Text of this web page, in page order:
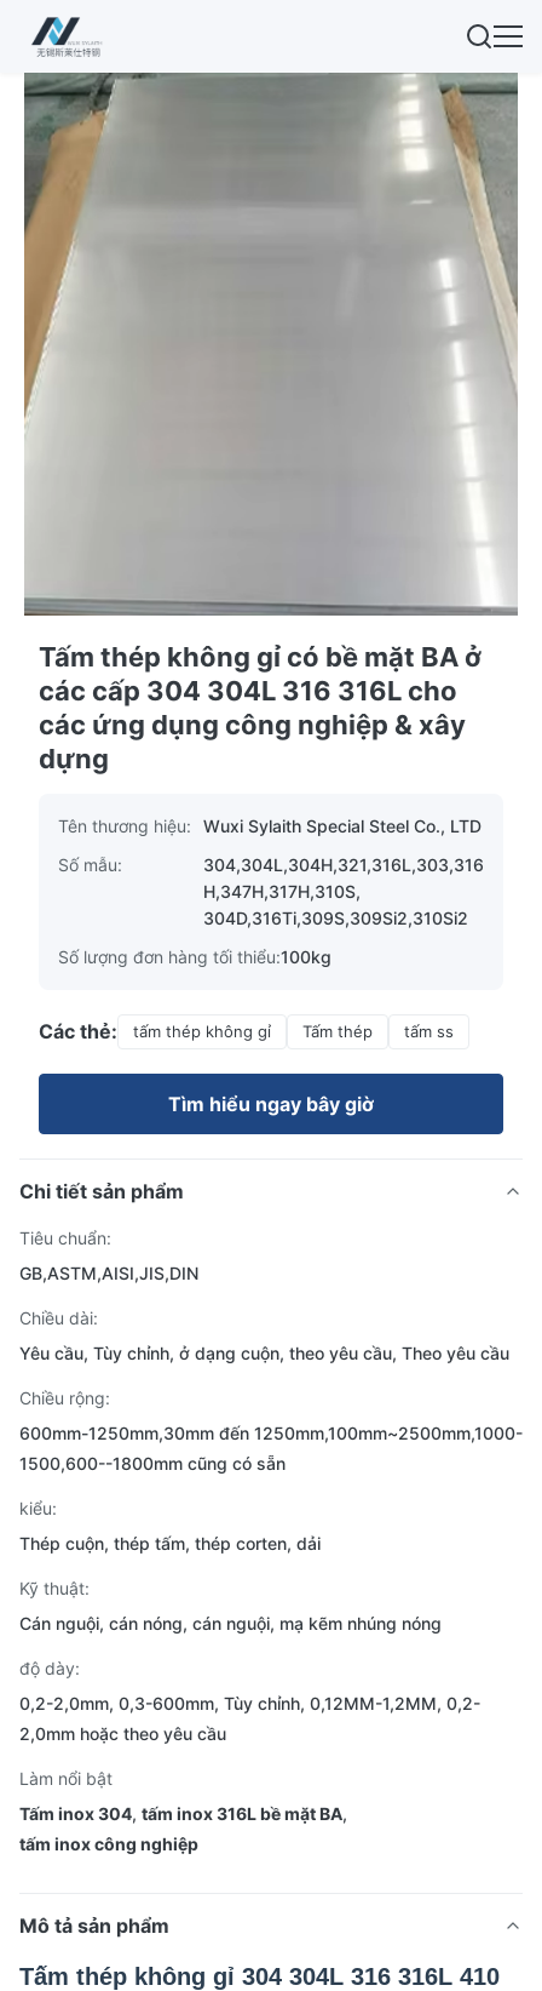
Tấm thép không gỉ có bề mặt BA ở
các cấp 304 304L 316 316L cho
các ứng dụng công nghiệp & xây
dựng
Tên thương hiệu:
Wuxi Sylaith Special Steel Co., LTD
Số mẫu:
304,304L,304H,321,316L,303,316
H,347H,317H,310S,
304D,316Ti,309S,309Si2,310Si2
Số lượng đơn hàng tối thiểu:100kg
Các thẻ: tấm thép không gỉ Tấm thép tấm ss
Tìm hiểu ngay bây giờ
Chi tiết sản phẩm
Tiêu chuẩn:
GB,ASTM,AISI,JIS,DIN
Chiều dài:
Yêu cầu, Tùy chỉnh, ở dạng cuộn, theo yêu cầu, Theo yêu cầu
Chiều rộng:
600mm-1250mm,30mm đến 1250mm,100mm~2500mm,1000-
1500,600--1800mm cũng có sẵn
kiểu:
Thép cuộn, thép tấm, thép corten, dải
Kỹ thuật:
Cán nguội, cán nóng, cán nguội, mạ kẽm nhúng nóng
độ dày:
0,2-2,0mm, 0,3-600mm, Tùy chỉnh, 0,12MM-1,2MM, 0,2-
2,0mm hoặc theo yêu cầu
Làm nổi bật
Tấm inox 304, tấm inox 316L bề mặt BA,
tấm inox công nghiệp
Mô tả sản phẩm
Tấm thép không gỉ 304 304L 316 316L 410